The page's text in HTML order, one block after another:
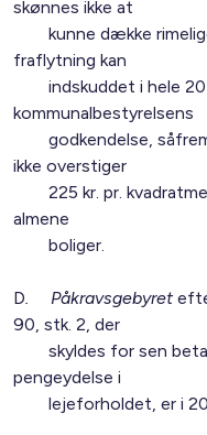
skønnes ikke at
kunne dække
fraflytning kan
indskuddet i hele
kommunalbestyrelsens
godkendelse,
ikke overstiger
225 kr. pr.
almene
boliger.
D. Påkravsgebyret
90, stk. 2, der
skyldes for sen
pengeydelse i
lejeforholdet, er i